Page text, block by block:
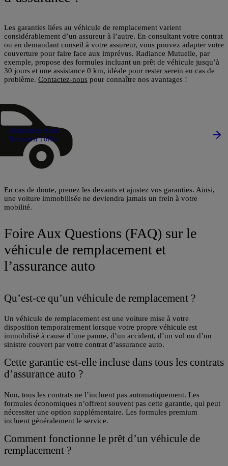
Les garanties liées au véhicule de remplacement varient
considérablement d’un assureur à l’autre. En consultant votre contrat
ou en demandant conseil à votre assureur, vous pouvez adapter votre
couverture pour faire face aux imprévus. Radiance Mutuelle, par
exemple, propose des formules incluant un prêt de véhicule jusqu’à
30 jours et une assistance 0 km, idéale pour rester serein en cas de
problème​​. Contactez-nous pour connaître nos avantages !
Assurance Auto
Découvrir l'offre
En cas de doute, prenez les devants et ajustez vos garanties. Ainsi,
une voiture immobilisée ne deviendra jamais un frein à votre
mobilité.
Foire Aux Questions (FAQ) sur le
véhicule de remplacement et
l’assurance auto
Qu’est-ce qu’un véhicule de remplacement ?
Un véhicule de remplacement est une voiture mise à votre
disposition temporairement lorsque votre propre véhicule est
immobilisé à cause d’une panne, d’un accident, d’un vol ou d’un
sinistre couvert par votre contrat d’assurance auto.
Cette garantie est-elle incluse dans tous les contrats
d’assurance auto ?
Non, tous les contrats ne l’incluent pas automatiquement. Les
formules économiques n’offrent souvent pas cette garantie, qui peut
nécessiter une option supplémentaire. Les formules premium
incluent généralement le service.
Comment fonctionne le prêt d’un véhicule de
remplacement ?